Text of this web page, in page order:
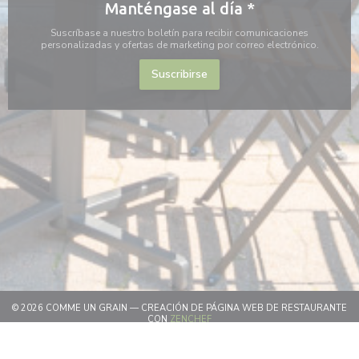
Manténgase al día *
Suscríbase a nuestro boletín para recibir comunicaciones
personalizadas y ofertas de marketing por correo electrónico.
Suscribirse
© 2026 COMME UN GRAIN — CREACIÓN DE PÁGINA WEB DE RESTAURANTE
CONZENCHEF((ABRE EN UNA NUEVA VENTANA))